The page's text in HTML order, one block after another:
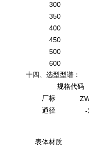
300
350
400
450
500
600
十四、选型型谱：
规格代码
厂标
通径 -
表体材质